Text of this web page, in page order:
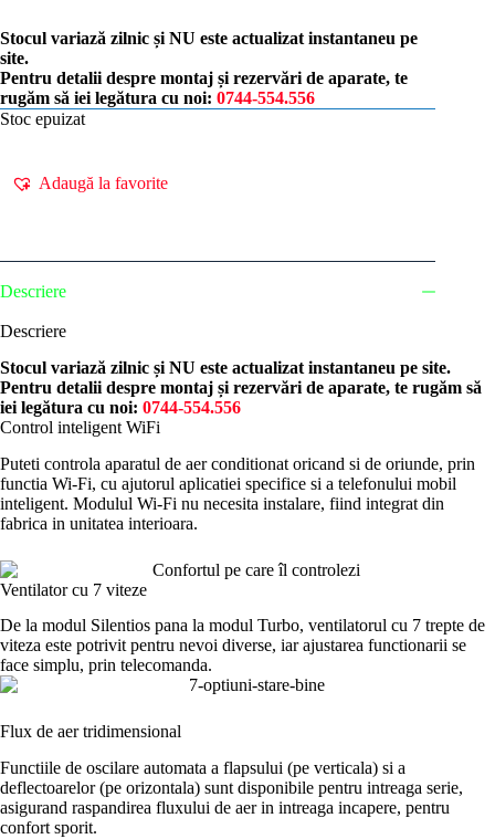
Stocul variază zilnic și NU este actualizat instantaneu pe
site.
Pentru detalii despre montaj și rezervări de aparate, te
rugăm să iei legătura cu noi: 0744-554.556
Stoc epuizat
Adaugă la favorite
Descriere
Descriere
Stocul variază zilnic și NU este actualizat instantaneu pe site.
Pentru detalii despre montaj și rezervări de aparate, te rugăm să
iei legătura cu noi: 0744-554.556
Control inteligent WiFi
Puteti controla aparatul de aer conditionat oricand si de oriunde, prin
functia Wi-Fi, cu ajutorul aplicatiei specifice si a telefonului mobil
inteligent. Modulul Wi-Fi nu necesita instalare, fiind integrat din
fabrica in unitatea interioara.
Ventilator cu 7 viteze
De la modul Silentios pana la modul Turbo, ventilatorul cu 7 trepte de
viteza este potrivit pentru nevoi diverse, iar ajustarea functionarii se
face simplu, prin telecomanda.
Flux de aer tridimensional
Functiile de oscilare automata a flapsului (pe verticala) si a
deflectoarelor (pe orizontala) sunt disponibile pentru intreaga serie,
asigurand raspandirea fluxului de aer in intreaga incapere, pentru
confort sporit.